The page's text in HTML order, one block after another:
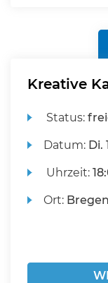
Kreative
Status:
Datum: Di.
Uhrzeit:
Ort: